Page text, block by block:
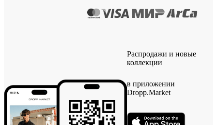
Распродажи и новые
коллекции
в приложении
Dropp.Market